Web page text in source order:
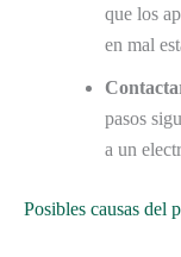
que los
en mal
pasos
a un
Posibles causas del